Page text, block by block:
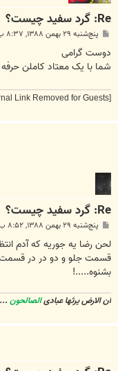
Re: گرد سفید چیست؟
س
ت
پنج‌شنبه ۲۹ بهمن ۱۳۸۸, ۸:۳۷ ب.ظ
دوست گرامی
شما با یک معتاد کاملن
[External Link Removed for Guests]
Re: گرد سفید چیست؟
س
ت
پنج‌شنبه ۲۹ بهمن ۱۳۸۸, ۸:۵۲ ب.ظ
لحن رضا یه جوریه که آدم
قسمت جلو و دو در در قسمت
بشنوه.....!
ان الارض یرثها عبادیالصالحون